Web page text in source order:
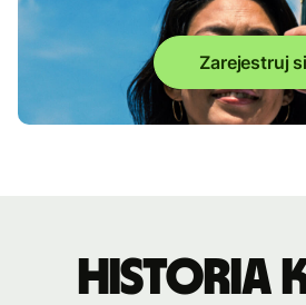
Zarejestruj
Historia